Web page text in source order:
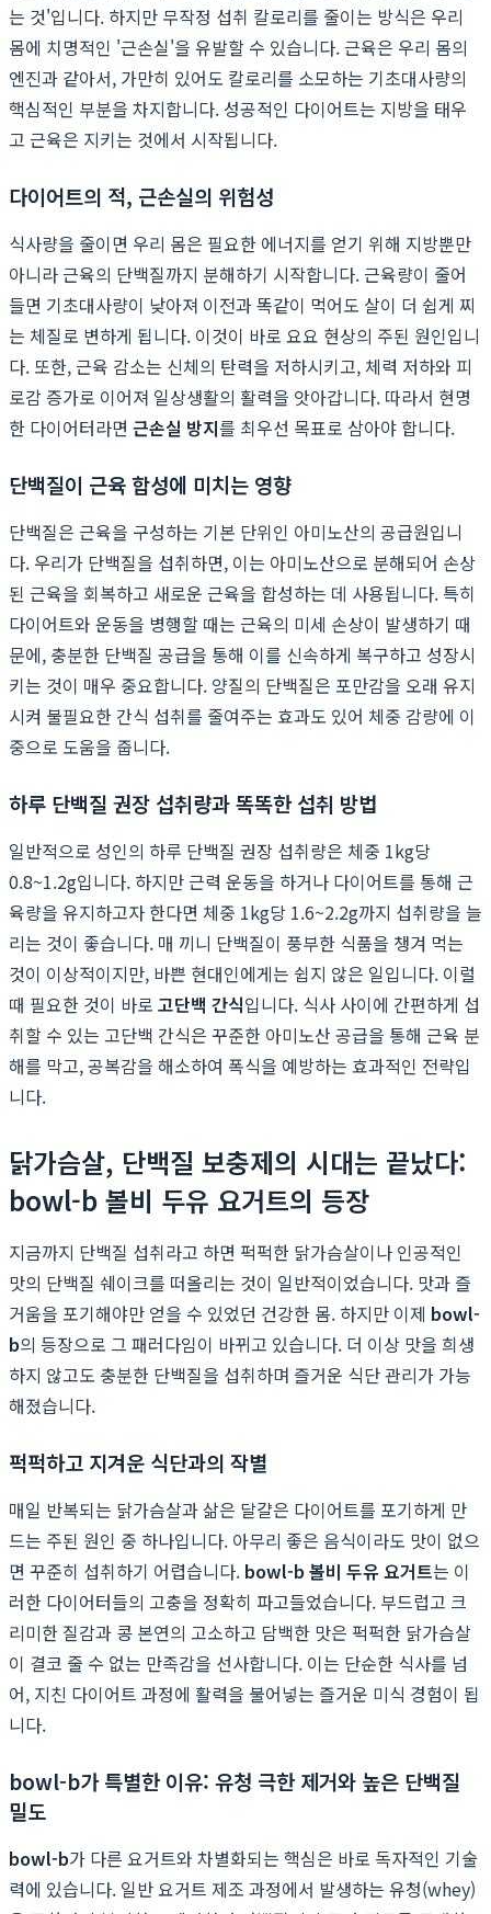
는 것'입니다. 하지만 무작정 섭취 칼로리를 줄이는 방식은 우리
몸에 치명적인 '근손실'을 유발할 수 있습니다. 근육은 우리 몸의
엔진과 같아서, 가만히 있어도 칼로리를 소모하는 기초대사량의
핵심적인 부분을 차지합니다. 성공적인 다이어트는 지방을 태우
고 근육은 지키는 것에서 시작됩니다.
다이어트의 적, 근손실의 위험성
식사량을 줄이면 우리 몸은 필요한 에너지를 얻기 위해 지방뿐만
아니라 근육의 단백질까지 분해하기 시작합니다. 근육량이 줄어
들면 기초대사량이 낮아져 이전과 똑같이 먹어도 살이 더 쉽게 찌
는 체질로 변하게 됩니다. 이것이 바로 요요 현상의 주된 원인입니
다. 또한, 근육 감소는 신체의 탄력을 저하시키고, 체력 저하와 피
로감 증가로 이어져 일상생활의 활력을 앗아갑니다. 따라서 현명
한 다이어터라면 근손실 방지를 최우선 목표로 삼아야 합니다.
단백질이 근육 합성에 미치는 영향
단백질은 근육을 구성하는 기본 단위인 아미노산의 공급원입니
다. 우리가 단백질을 섭취하면, 이는 아미노산으로 분해되어 손상
된 근육을 회복하고 새로운 근육을 합성하는 데 사용됩니다. 특히
다이어트와 운동을 병행할 때는 근육의 미세 손상이 발생하기 때
문에, 충분한 단백질 공급을 통해 이를 신속하게 복구하고 성장시
키는 것이 매우 중요합니다. 양질의 단백질은 포만감을 오래 유지
시켜 불필요한 간식 섭취를 줄여주는 효과도 있어 체중 감량에 이
중으로 도움을 줍니다.
하루 단백질 권장 섭취량과 똑똑한 섭취 방법
일반적으로 성인의 하루 단백질 권장 섭취량은 체중 1kg당
0.8~1.2g입니다. 하지만 근력 운동을 하거나 다이어트를 통해 근
육량을 유지하고자 한다면 체중 1kg당 1.6~2.2g까지 섭취량을 늘
리는 것이 좋습니다. 매 끼니 단백질이 풍부한 식품을 챙겨 먹는
것이 이상적이지만, 바쁜 현대인에게는 쉽지 않은 일입니다. 이럴
때 필요한 것이 바로 고단백 간식입니다. 식사 사이에 간편하게 섭
취할 수 있는 고단백 간식은 꾸준한 아미노산 공급을 통해 근육 분
해를 막고, 공복감을 해소하여 폭식을 예방하는 효과적인 전략입
니다.
닭가슴살, 단백질 보충제의 시대는 끝났다:
bowl-b 볼비 두유 요거트의 등장
지금까지 단백질 섭취라고 하면 퍽퍽한 닭가슴살이나 인공적인
맛의 단백질 쉐이크를 떠올리는 것이 일반적이었습니다. 맛과 즐
거움을 포기해야만 얻을 수 있었던 건강한 몸. 하지만 이제 bowl-
b의 등장으로 그 패러다임이 바뀌고 있습니다. 더 이상 맛을 희생
하지 않고도 충분한 단백질을 섭취하며 즐거운 식단 관리가 가능
해졌습니다.
퍽퍽하고 지겨운 식단과의 작별
매일 반복되는 닭가슴살과 삶은 달걀은 다이어트를 포기하게 만
드는 주된 원인 중 하나입니다. 아무리 좋은 음식이라도 맛이 없으
면 꾸준히 섭취하기 어렵습니다. bowl-b 볼비 두유 요거트는 이
러한 다이어터들의 고충을 정확히 파고들었습니다. 부드럽고 크
리미한 질감과 콩 본연의 고소하고 담백한 맛은 퍽퍽한 닭가슴살
이 결코 줄 수 없는 만족감을 선사합니다. 이는 단순한 식사를 넘
어, 지친 다이어트 과정에 활력을 불어넣는 즐거운 미식 경험이 됩
니다.
bowl-b가 특별한 이유: 유청 극한 제거와 높은 단백질
밀도
bowl-b가 다른 요거트와 차별화되는 핵심은 바로 독자적인 기술
력에 있습니다. 일반 요거트 제조 과정에서 발생하는 유청(whey)